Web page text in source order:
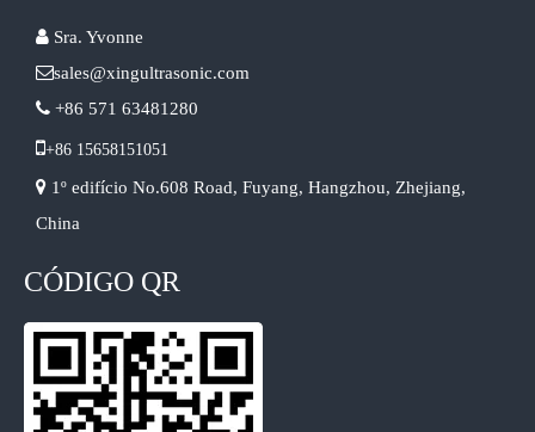
 Sra. Yvonne
sales@xingultrasonic.com
 +86 571 63481280
+86 15658151051
 1º edifício No.608 Road, Fuyang, Hangzhou, Zhejiang,
China
CÓDIGO QR